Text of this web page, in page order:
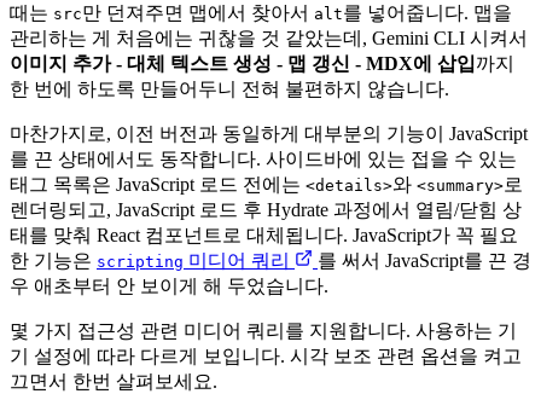
때는 src만 던져주면 맵에서 찾아서 alt를 넣어줍니다. 맵을
관리하는 게 처음에는 귀찮을 것 같았는데, Gemini CLI 시켜서
이미지 추가 - 대체 텍스트 생성 - 맵 갱신 - MDX에 삽입까지
한 번에 하도록 만들어두니 전혀 불편하지 않습니다.
마찬가지로, 이전 버전과 동일하게 대부분의 기능이 JavaScript
를 끈 상태에서도 동작합니다. 사이드바에 있는 접을 수 있는
태그 목록은 JavaScript 로드 전에는 <details>와 <summary>로
렌더링되고, JavaScript 로드 후 Hydrate 과정에서 열림/닫힘 상
태를 맞춰 React 컴포넌트로 대체됩니다. JavaScript가 꼭 필요
한 기능은 scripting 미디어 쿼리
를 써서 JavaScript를 끈 경
우 애초부터 안 보이게 해 두었습니다.
몇 가지 접근성 관련 미디어 쿼리를 지원합니다. 사용하는 기
기 설정에 따라 다르게 보입니다. 시각 보조 관련 옵션을 켜고
끄면서 한번 살펴보세요.